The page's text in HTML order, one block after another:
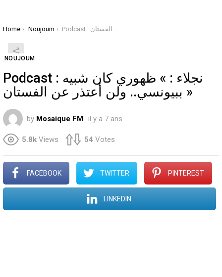
You are here:
Home Noujoum
NOUJOUM
Podcast : نجلاء : » ظهوري كان شبيه
ببيونسي.. ولن أعتذر عن الفستان »
by Mosaique FM il y a 7 ans
5.8k Views 54 Votes
FACEBOOK TWITTER PINTEREST
LINKEDIN